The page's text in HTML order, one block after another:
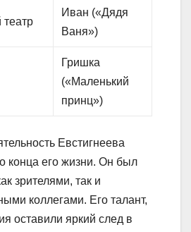
Иван («Дядя
Ваня»)
Гришка
(«Маленький
принц»)
Евстигнеева
конца его жизни. Он был
зрителями, так и
коллегами. Его талант,
оставили яркий след в